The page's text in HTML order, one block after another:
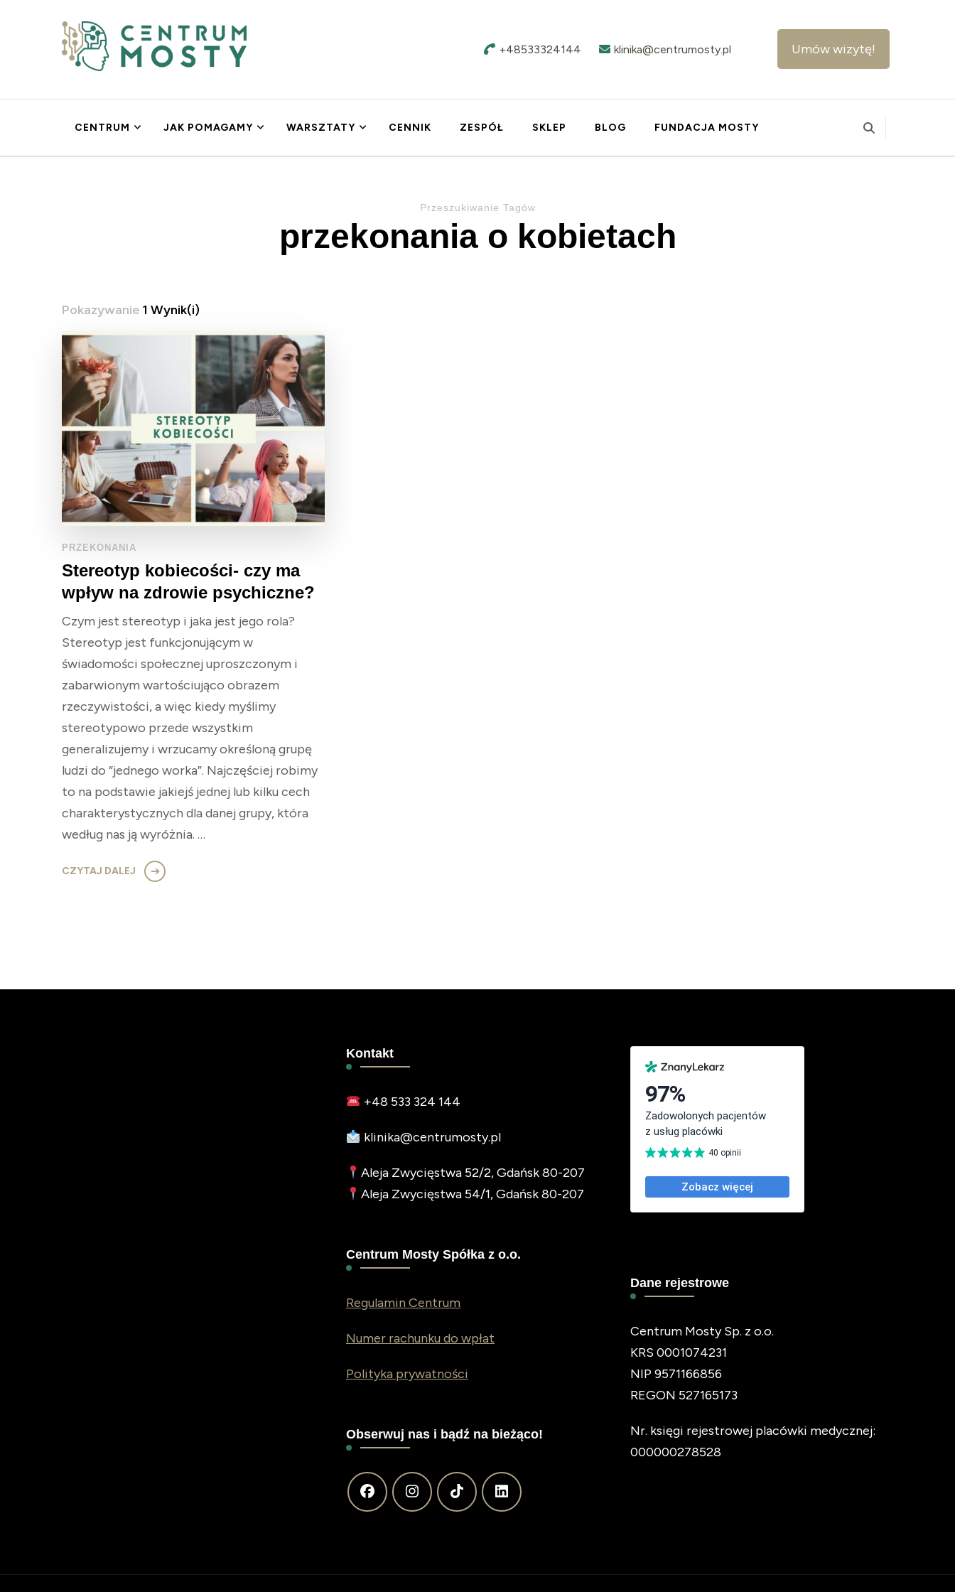
Centrum MOSTY
+48533324144 klinika@centrumosty.pl Umów wizytę!
CENTRUM JAK POMAGAMY WARSZTATY CENNIK ZESPÓŁ SKLEP BLOG FUNDACJA MOSTY
Przeszukiwanie Tagów
przekonania o kobietach
Pokazywanie 1 Wynik(i)
PRZEKONANIA
Stereotyp kobiecości- czy ma
wpływ na zdrowie psychiczne?
Czym jest stereotyp i jaka jest jego rola?
Stereotyp jest funkcjonującym w
świadomości społecznej uproszczonym i
zabarwionym wartościująco obrazem
rzeczywistości, a więc kiedy myślimy
stereotypowo przede wszystkim
generalizujemy i wrzucamy określoną grupę
ludzi do “jednego worka”. Najczęściej robimy
to na podstawie jakiejś jednej lub kilku cech
charakterystycznych dla danej grupy, która
według nas ją wyróżnia. …
CZYTAJ DALEJ
Kontakt
+48 533 324 144
klinika@centrumosty.pl
Aleja Zwycięstwa 52/2, Gdańsk 80-207
Aleja Zwycięstwa 54/1, Gdańsk 80-207
Centrum Mosty Spółka z o.o.
Regulamin Centrum
Numer rachunku do wpłat
Polityka prywatności
Obserwuj nas i bądź na bieżąco!
Dane rejestrowe
Centrum Mosty Sp. z o.o.
KRS 0001074231
NIP 9571166856
REGON 527165173
Nr. księgi rejestrowej placówki medycznej:
000000278528